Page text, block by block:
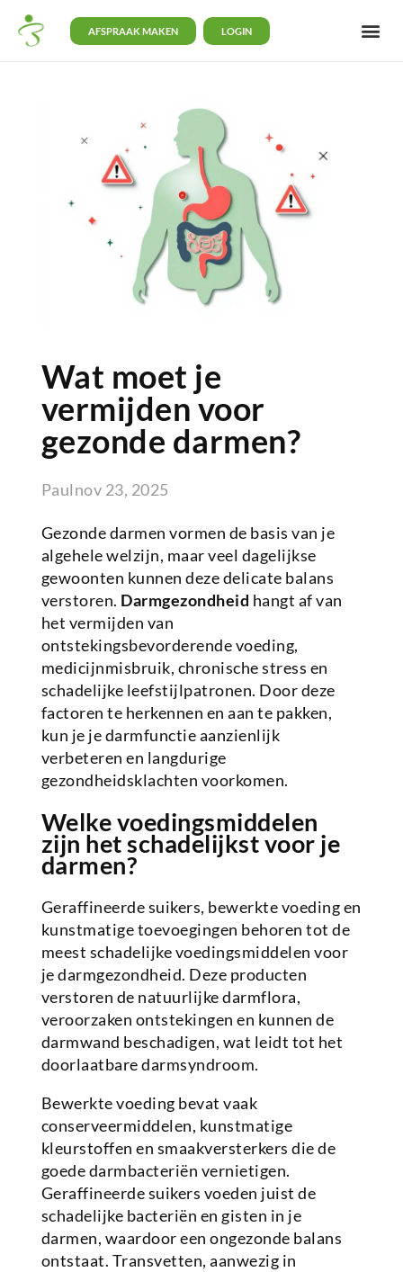
AFSPRAAK MAKEN LOGIN
Wat moet je
vermijden voor
gezonde darmen?
Paulnov 23, 2025
Gezonde darmen vormen de basis van je
algehele welzijn, maar veel dagelijkse
gewoonten kunnen deze delicate balans
verstoren. Darmgezondheid hangt af van
het vermijden van
ontstekingsbevorderende voeding,
medicijnmisbruik, chronische stress en
schadelijke leefstijlpatronen. Door deze
factoren te herkennen en aan te pakken,
kun je je darmfunctie aanzienlijk
verbeteren en langdurige
gezondheidsklachten voorkomen.
Welke voedingsmiddelen
zijn het schadelijkst voor je
darmen?
Geraffineerde suikers, bewerkte voeding en
kunstmatige toevoegingen behoren tot de
meest schadelijke voedingsmiddelen voor
je darmgezondheid. Deze producten
verstoren de natuurlijke darmflora,
veroorzaken ontstekingen en kunnen de
darmwand beschadigen, wat leidt tot het
doorlaatbare darmsyndroom.
Bewerkte voeding bevat vaak
conserveermiddelen, kunstmatige
kleurstoffen en smaakversterkers die de
goede darmbacteriën vernietigen.
Geraffineerde suikers voeden juist de
schadelijke bacteriën en gisten in je
darmen, waardoor een ongezonde balans
ontstaat. Transvetten, aanwezig in